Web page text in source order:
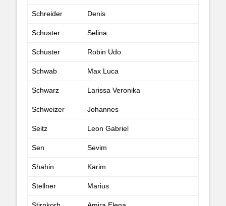
Schreider Denis
Schuster Selina
Schuster Robin Udo
Schwab Max Luca
Schwarz Larissa Veronika
Schweizer Johannes
Seitz Leon Gabriel
Sen Sevim
Shahin Karim
Stellner Marius